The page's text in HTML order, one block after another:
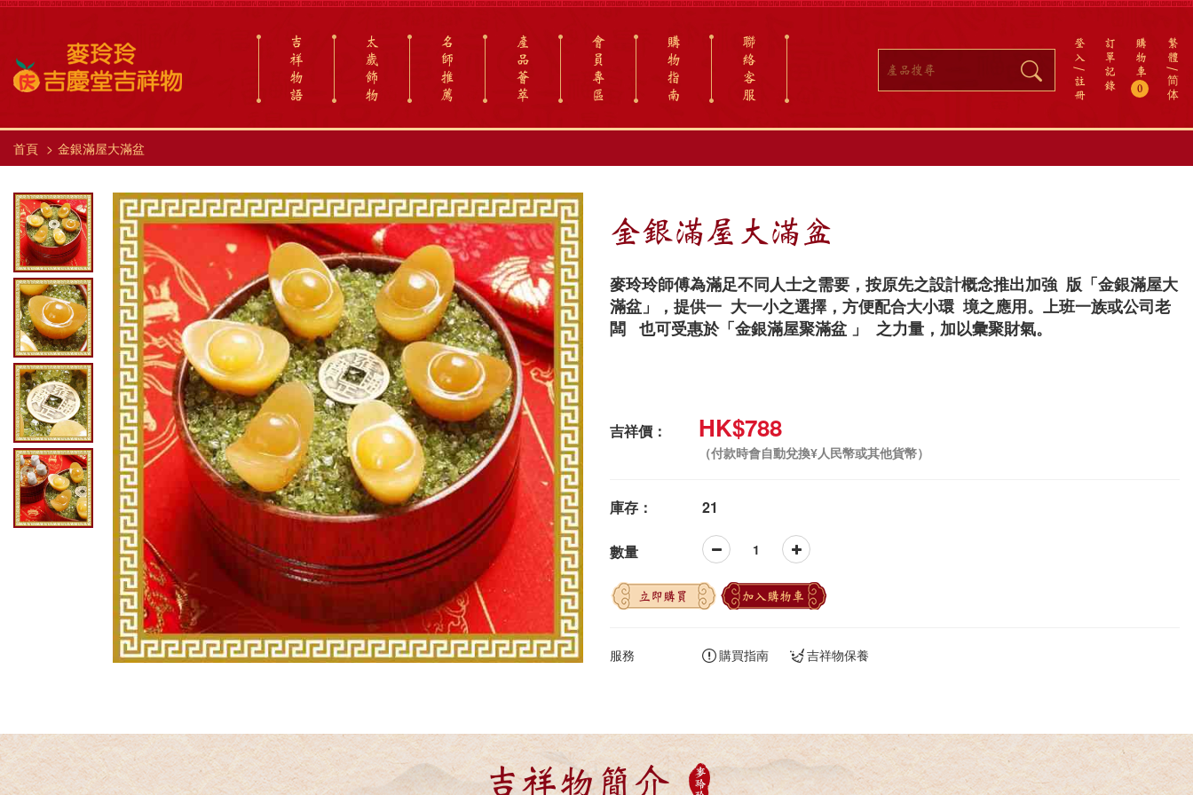
繁
體
简
体
購
物
車
0
訂
單
記
錄
登
入
註
冊
吉
祥
物
語
太
歲
飾
物
名
師
推
薦
產
品
薈
萃
會
員
專
區
購
物
指
南
聯
絡
客
服
首頁 金銀滿屋大滿盆
金銀滿屋大滿盆
麥玲玲師傅為滿足不同人士之需要，按原先之設計概念推出加強 版「金銀滿屋大
滿盆」，提供一 大一小之選擇，方便配合大小環 境之應用。上班一族或公司老
闆 也可受惠於「金銀滿屋聚滿盆 」 之力量，加以彙聚財氣。
吉祥價： HK$788
（付款時會自動兌換¥人民幣或其他貨幣）
庫存： 21
數量
立即購買 加入購物車
服務 購買指南 吉祥物保養
吉祥物簡介